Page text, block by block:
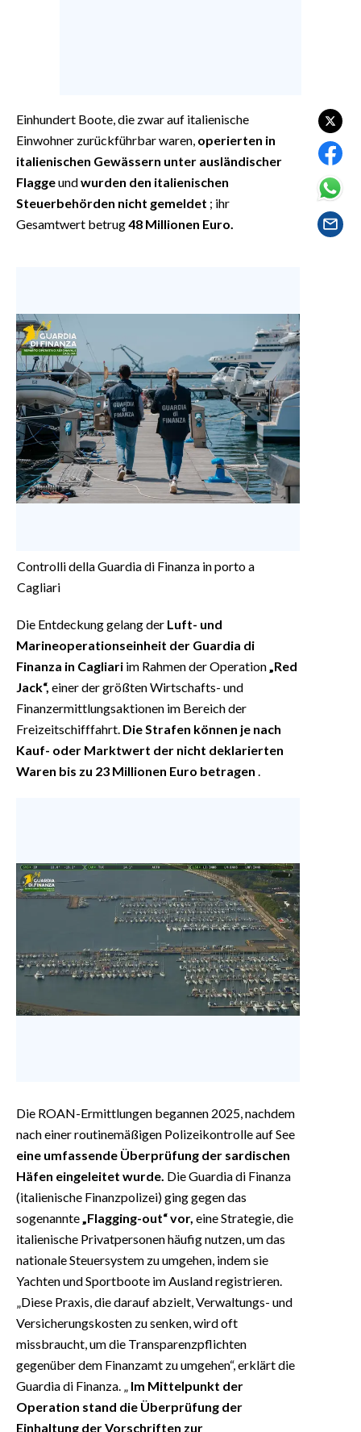
VIDEO
INFO AZIENDE
SPIAGGE
STORE
Einhundert Boote, die zwar auf italienische
Einwohner zurückführbar waren, operierten in
italienischen Gewässern unter ausländischer
Flaggeundwurden den italienischen
Steuerbehörden nicht gemeldet ; ihr
Gesamtwert betrug48 Millionen Euro.
Controlli della Guardia di Finanza in porto a
Cagliari
Die Entdeckung gelang der Luft- und
Marineoperationseinheit der Guardia di
Finanza in Cagliari im Rahmen der Operation „Red
Jack“, einer der größten Wirtschafts- und
Finanzermittlungsaktionen im Bereich der
Freizeitschifffahrt. Die Strafen können je nach
Kauf- oder Marktwert der nicht deklarierten
Waren bis zu 23 Millionen Euro betragen
Die ROAN-Ermittlungen begannen 2025, nachdem
nach einer routinemäßigen Polizeikontrolle auf See
eine umfassende Überprüfung der sardischen
Häfen eingeleitet wurde. Die Guardia di Finanza
(italienische Finanzpolizei) ging gegen das
sogenannte „Flagging-out“ vor, eine Strategie, die
italienische Privatpersonen häufig nutzen, um das
nationale Steuersystem zu umgehen, indem sie
Yachten und Sportboote im Ausland registrieren.
„Diese Praxis, die darauf abzielt, Verwaltungs- und
Versicherungskosten zu senken, wird oft
missbraucht, um die Transparenzpflichten
gegenüber dem Finanzamt zu umgehen“, erklärt die
Guardia di Finanza. „ Im Mittelpunkt der
Operation stand die Überprüfung der
Einhaltung der Vorschriften zur